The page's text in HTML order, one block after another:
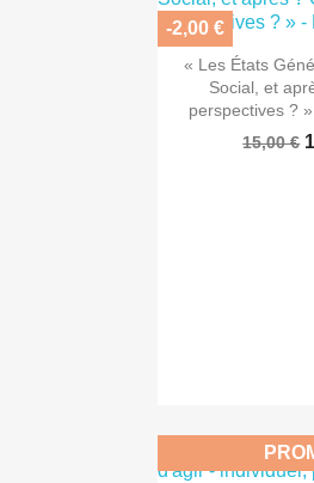

« Les États
Social, et
perspectives ?
15,00 €
-2,00 €